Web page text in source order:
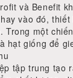
và Benefit
vào đó,
Trong một
hạt giống để
tập trung tạo